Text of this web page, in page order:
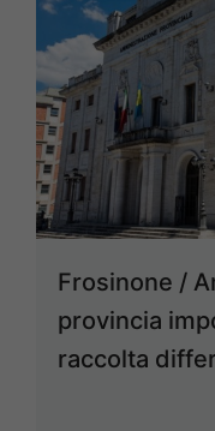
Frosinone /
provincia
raccolta